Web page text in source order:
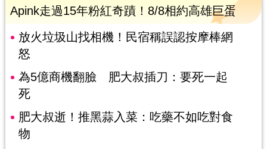
Apink走過15年粉紅奇蹟！8/8相約高雄巨蛋
放火垃圾山找相機！民宿稱誤認按摩棒網
怒
為5億商機翻臉 肥大叔插刀：要死一起
死
肥大叔逝！推黑蒜入菜：吃藥不如吃對食
物